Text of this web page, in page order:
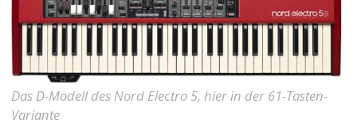
Das D-Modell des Nord Electro 5, hier in der 61-Tasten-
Variante